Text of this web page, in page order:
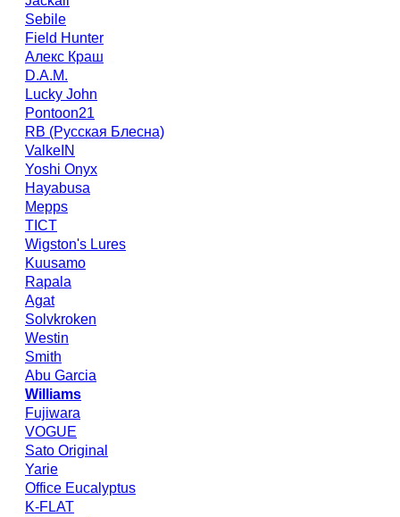
Sebile
Field Hunter
Алекс Краш
D.A.M.
Lucky John
Pontoon21
RB (Русская Блесна)
ValkeIN
Yoshi Onyx
Hayabusa
Mepps
TICT
Wigston's Lures
Kuusamo
Rapala
Agat
Solvkroken
Westin
Smith
Abu Garcia
Williams
Fujiwara
VOGUE
Sato Original
Yarie
Office Eucalyptus
K-FLAT